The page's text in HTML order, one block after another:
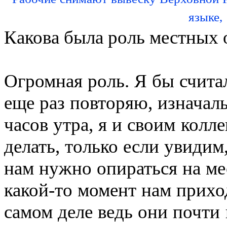
языке,
Какова была роль местных
Огромная роль. Я бы
еще раз повторяю,
часов утра, я и своим
делать, только если
нам нужно опираться на
какой-то момент нам
самом деле ведь они почти